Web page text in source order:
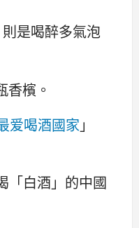
是喝醉多氣泡
香檳。
爱喝酒國家 」
「白酒」的中國